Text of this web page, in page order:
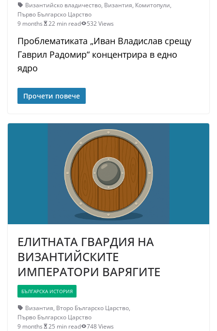
Византийско владичество, Византия, Комитопули,
Първо Българско Царство
9 months
22 min read 532 Views
Проблематиката „Иван Владислав срещу
Гаврил Радомир“ концентрира в едно
ядро
Прочети повече
ЕЛИТНАТА ГВАРДИЯ НА
ВИЗАНТИЙСКИТЕ
ИМПЕРАТОРИ ВАРЯГИТЕ
БЪЛГАРСКА ИСТОРИЯ
Византия, Второ Българско Царство,
Първо Българско Царство
9 months
25 min read 748 Views